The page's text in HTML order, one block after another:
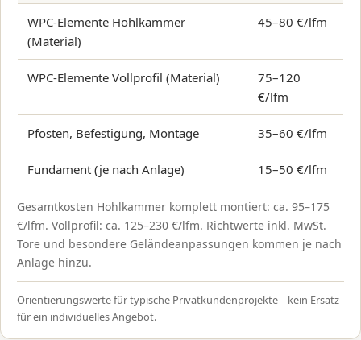
WPC-Elemente Hohlkammer
(Material)
45–80 €/lfm
WPC-Elemente Vollprofil (Material)
75–120
€/lfm
Pfosten, Befestigung, Montage 35–60 €/lfm
Fundament (je nach Anlage) 15–50 €/lfm
Gesamtkosten Hohlkammer komplett montiert: ca. 95–175
€/lfm. Vollprofil: ca. 125–230 €/lfm. Richtwerte inkl. MwSt.
Tore und besondere Geländeanpassungen kommen je nach
Anlage hinzu.
Orientierungswerte für typische Privatkundenprojekte – kein Ersatz
für ein individuelles Angebot.